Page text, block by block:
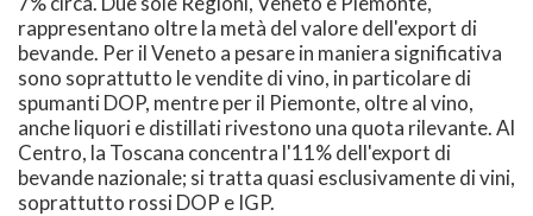
rappresentano oltre la metà del valore dell'export di
bevande. Per il Veneto a pesare in maniera significativa
sono soprattutto le vendite di vino, in particolare di
spumanti DOP, mentre per il Piemonte, oltre al vino,
anche liquori e distillati rivestono una quota rilevante. Al
Centro, la Toscana concentra l'11% dell'export di
bevande nazionale; si tratta quasi esclusivamente di vini,
soprattutto rossi DOP e IGP.